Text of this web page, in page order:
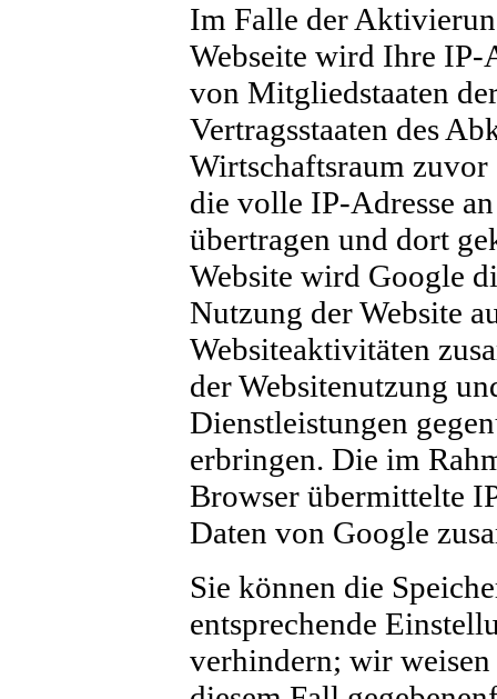
Im Falle der
Webseite wird Ihre IP-
von Mitgliedstaaten
Vertragsstaaten des
Wirtschaftsraum
die volle IP-Adresse
übertragen und dort
Website wird Google
Nutzung der Website
Websiteaktivitäten
der Websitenutzung
Dienstleistungen
erbringen. Die im
Browser übermittelte
Daten von Google
Sie können die
entsprechende
verhindern; wir weisen